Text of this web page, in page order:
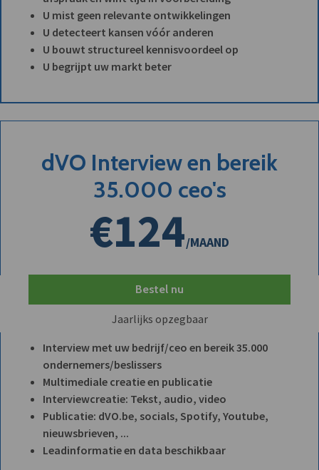
U mist geen relevante ontwikkelingen
U detecteert kansen vóór anderen
U bouwt structureel kennisvoordeel op
U begrijpt uw markt beter
dVO Interview en bereik
35.000 ceo's
€124/MAAND
Bestel nu
Jaarlijks opzegbaar
Interview met uw bedrijf/ceo en bereik 35.000
ondernemers/beslissers
Multimediale creatie en publicatie
Interviewcreatie: Tekst, audio, video
Publicatie: dVO.be, socials, Spotify, Youtube,
nieuwsbrieven, ...
Leadinformatie en data beschikbaar